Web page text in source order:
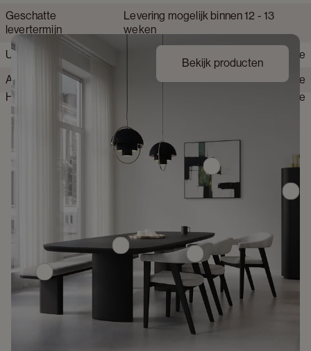
Afwerking keramisch blad
Krasbestendig tafelblad
Zeer krasbestendig
Behandeld hout
Hittebestendig
Nee
Geschatte
levertermijn
Levering mogelijk binnen 12 - 13
weken
Uit voorraad leverbaar
Nee
Alle montage gereedschap inbegrepen
Nee
Bekijk producten